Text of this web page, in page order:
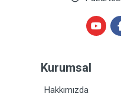
Kurumsal
Hakkımızda